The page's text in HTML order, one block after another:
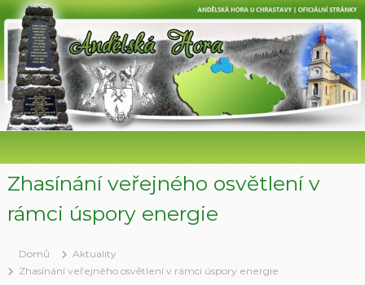
P
ř
k
n
Zhasínání veřejného osvětlení v
rámci úspory energie
Domů
Aktuality
Zhasínání veřejného osvětlení v rámci úspory energie